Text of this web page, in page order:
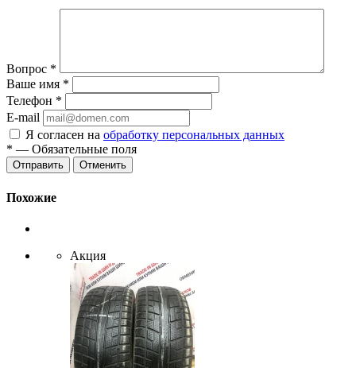
Вопрос *
Ваше имя *
Телефон *
E-mail
Я согласен на обработку персональных данных
* — Обязательные поля
Отменить
Похожие
Акция